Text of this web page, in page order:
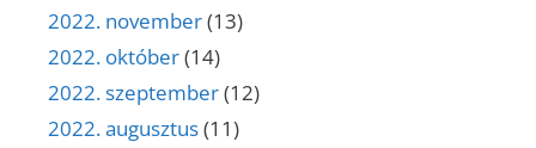
2022. november(13)
2022. október(14)
2022. szeptember(12)
2022. augusztus(11)